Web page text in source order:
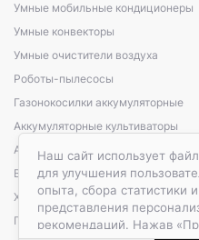
Наш сайт использует
для улучшения
опыта, сбора статистики и
представления
рекомендаций. Нажав
Умные мобильные кондиционеры
Умные конвекторы
Умные очистители воздуха
Роботы-пылесосы
Газонокосилки аккумуляторные
Аккумуляторные культиваторы
Аккумуляторные кусторезы,
Варочные панели электрические
Холодильники автомобильные
Портативные зарядные станции